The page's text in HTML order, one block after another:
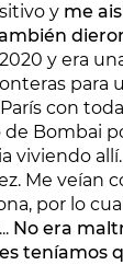
y me
y era
para
con
Bombai
viviendo
Me veían
por lo
No era
teníamos